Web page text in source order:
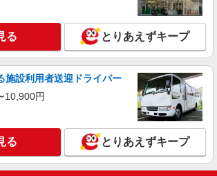
る とりあえずキープ
施設利用者送迎ドライバー
10,900円
る とりあえずキープ